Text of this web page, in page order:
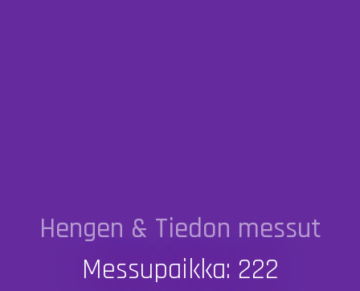
Hengen & Tiedon messut
Messupaikka: 222